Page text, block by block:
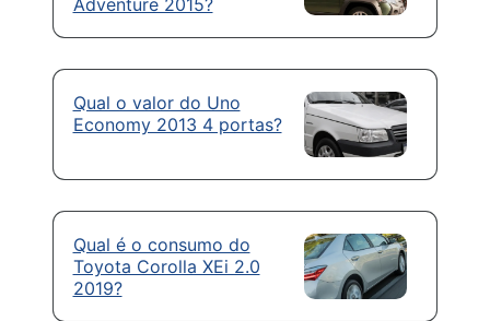
Qual o valor do Uno
Economy 2013 4 portas?
Qual é o consumo do
Toyota Corolla XEi 2.0
2019?